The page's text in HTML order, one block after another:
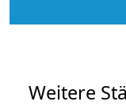
Weitere